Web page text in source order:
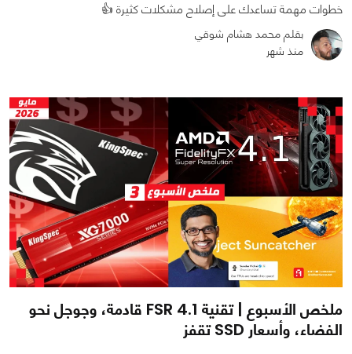
1198
0
خطوات مهمة تساعدك على إصلاح مشكلات كثيرة 👍
بقلم محمد هشام شوقي
منذ شهر
ملخص الأسبوع | تقنية FSR 4.1 قادمة، وجوجل نحو
الفضاء، وأسعار SSD تقفز